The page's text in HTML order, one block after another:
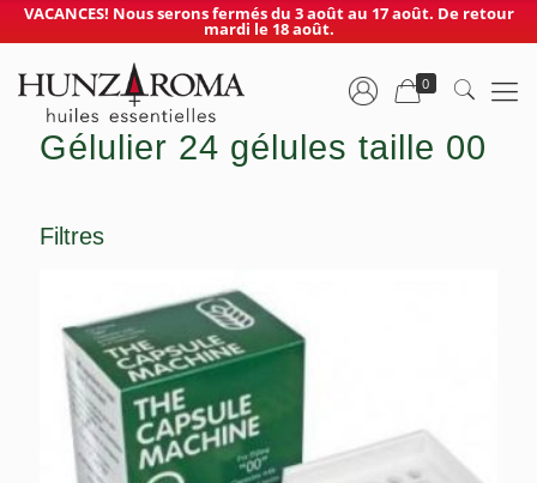
VACANCES! Nous serons fermés du 3 août au 17 août. De retour
mardi le 18 août.
0
Gélulier 24 gélules taille 00
Filtres